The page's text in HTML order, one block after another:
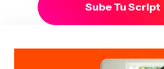
Sube Tu Script